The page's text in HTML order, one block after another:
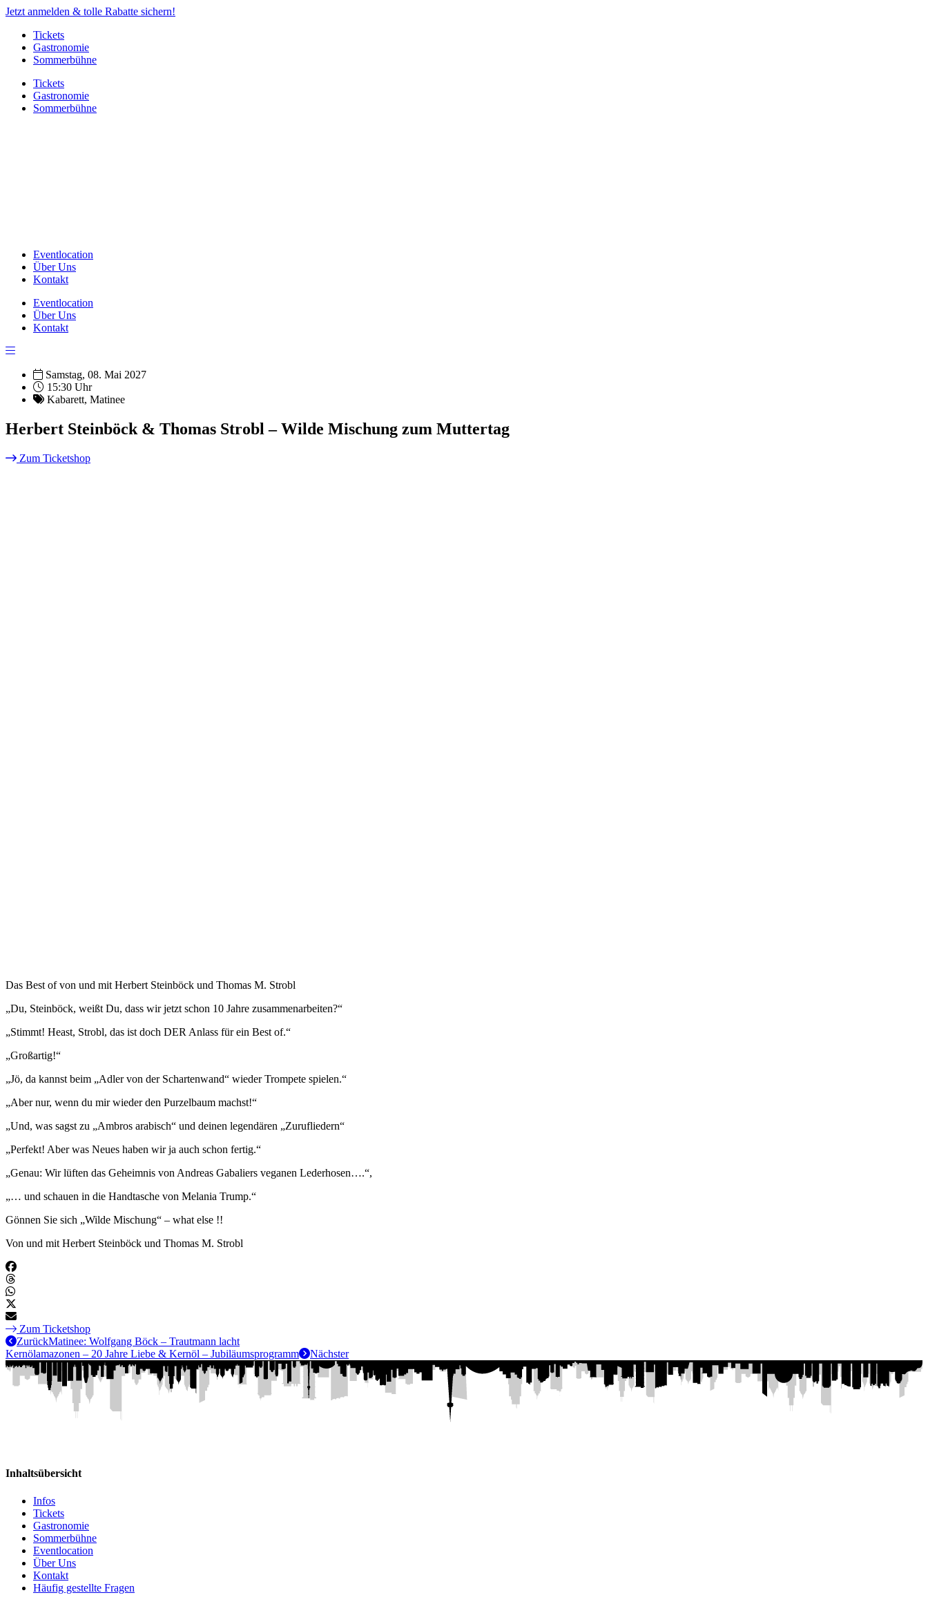
Jetzt anmelden & tolle Rabatte sichern!
Tickets
Gastronomie
Sommerbühne
Tickets
Gastronomie
Sommerbühne
Eventlocation
Über Uns
Kontakt
Eventlocation
Über Uns
Kontakt
Samstag, 08. Mai 2027
15:30 Uhr
Kabarett, Matinee
Herbert Steinböck & Thomas Strobl – Wilde Mischung zum Muttertag
Zum Ticketshop
Das Best of von und mit Herbert Steinböck und Thomas M. Strobl
„Du, Steinböck, weißt Du, dass wir jetzt schon 10 Jahre zusammenarbeiten?“
„Stimmt! Heast, Strobl, das ist doch DER Anlass für ein Best of.“
„Großartig!“
„Jö, da kannst beim „Adler von der Schartenwand“ wieder Trompete spielen.“
„Aber nur, wenn du mir wieder den Purzelbaum machst!“
„Und, was sagst zu „Ambros arabisch“ und deinen legendären „Zurufliedern“
„Perfekt! Aber was Neues haben wir ja auch schon fertig.“
„Genau: Wir lüften das Geheimnis von Andreas Gabaliers veganen Lederhosen….“,
„… und schauen in die Handtasche von Melania Trump.“
Gönnen Sie sich „Wilde Mischung“ – what else !!
Von und mit Herbert Steinböck und Thomas M. Strobl
Zum Ticketshop
ZurückMatinee: Wolfgang Böck – Trautmann lacht
Kernölamazonen – 20 Jahre Liebe & Kernöl – Jubiläumsprogramm
Nächster
Inhaltsübersicht
Infos
Tickets
Gastronomie
Sommerbühne
Eventlocation
Über Uns
Kontakt
Häufig gestellte Fragen